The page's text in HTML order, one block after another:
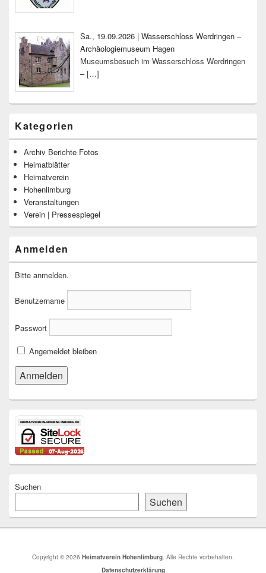
Sa., 19.09.2026 | Wasserschloss Werdringen –
Archäologiemuseum Hagen
Museumsbesuch im Wasserschloss Werdringen
–[…]
Kategorien
Archiv Berichte Fotos
Heimatblätter
Heimatverein
Hohenlimburg
Veranstaltungen
Verein | Pressespiegel
Anmelden
Bitte anmelden.
Benutzername
Passwort
Angemeldet bleiben
Suchen
Suchen
Copyright © 2026 Heimatverein Hohenlimburg. Alle Rechte vorbehalten.
Datenschutzerklärung